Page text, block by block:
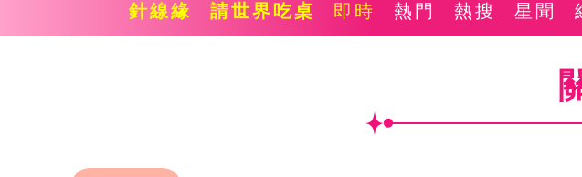
針線緣 請世界吃桌 即時 熱門 熱搜 星聞